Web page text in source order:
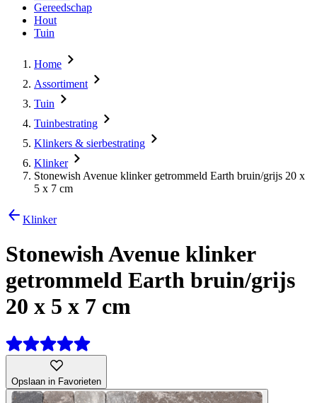
Gereedschap
Hout
Tuin
Home
Assortiment
Tuin
Tuinbestrating
Klinkers & sierbestrating
Klinker
Stonewish Avenue klinker getrommeld Earth bruin/grijs 20 x
5 x 7 cm
Klinker
Stonewish Avenue klinker
getrommeld Earth bruin/grijs
20 x 5 x 7 cm
Opslaan in Favorieten